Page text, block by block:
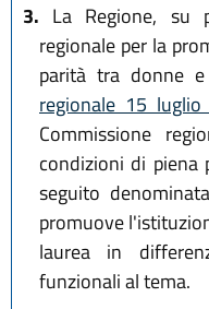
3. La Regione, su
regionale per la
parità tra donne
regionale 15
Commissione
condizioni di piena
seguito
promuove
laurea in
funzionali al tema.